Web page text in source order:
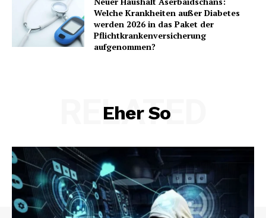
Welche Krankheiten außer Diabetes
werden 2026 in das Paket der
Pflichtkrankenversicherung
aufgenommen?
Eher So
RELATED